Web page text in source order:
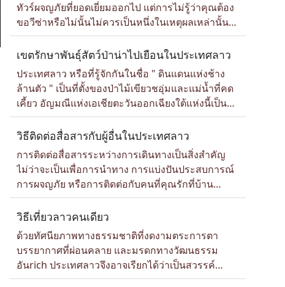
ทัวร์ผจญภัยที่ยอดเยี่ยมออกไป แต่การไม่รู้ว่าคุณต้อง
ขอวีซ่าหรือไม่นั้นไม่ควรเป็นหนึ่งในเหตุผลเหล่านั้น
โชคดีที่เมื่อคุณวางแผนการผจญภัยครั้งต่อไปในลาว
คุณไม่ต้องมาสับสนกับขั้นตอนที่ยุ่งยากมากมายอีกต่อ
ไป ไม่ต้องห่วง เรามีคู่มือขอวีซ่าอิเล็กทรอนิกส์
(eVisa) ประเทศลาว ที่ครบถ้วนที่สุด รวมถึงข้อมูล
ประเทศเพื่อนบ้านที่ห้ามพลาด และขั้นตอนการขอวี
ซ่าอิเล...
เขตรักษาพันธุ์สัตว์ป่าน่าไปเยือนในประเทศลาว
ประเทศลาว หรือที่รู้จักกันในชื่อ " ดินแดนแห่งช้าง
ล้านตัว " เป็นที่ตั้งของป่าไม้เขียวชอุ่มและแม่น้ำที่คด
เคี้ยว อัญมณีแห่งเอเชียตะวันออกเฉียงใต้แห่งนี้เป็นที่
ตั้งของเขตรักษาพันธุ์สัตว์ป่า ซึ่งไม่เพียงแต่เป็นที่อยู่
อาศัยของสัตว์ใกล้สูญพันธุ์เท่านั้น แต่ยังมอบโอกาส
พิเศษให้นักท่องเที่ยวได้สัมผัสกับธรรมชาติอย่างใกล้
ชิดอีกด้วย บทนำเกี่ยวกับเขตรักษาพันธุ์สัตว์ป่าของ
ลาว ประเทศลาวเป็นประเทศที่ไม่มีท...
วิธีติดต่อสื่อสารกับผู้อื่นในประเทศลาว
การติดต่อสื่อสารระหว่างการเดินทางเป็นสิ่งสำคัญ
ไม่ว่าจะเป็นเพื่อการนำทาง การแบ่งปันประสบการณ์
การผจญภัย หรือการติดต่อกับคนที่คุณรักที่บ้าน
แม้ว่าลาวจะเป็นประเทศกำลังพัฒนา แต่โครงสร้าง
พื้นฐานด้านการเชื่อมต่อก็กำลังพัฒนาอย่างต่อเนื่อง
เครือข่ายโทรศัพท์มือถือในประเทศลาว ส่วนแบ่งการ
ตลาด การกระจายเครือข่าย และความครอบคลุม
ของเครือข่ายโทรศัพท์มือถือในประเทศลาว มีดังนี้: ผู้
ให้บริการโทรค...
วิธีเที่ยวลาวคนเดียว
ด้วยทัศนียภาพทางธรรมชาติที่งดงามตระการตา
บรรยากาศที่ผ่อนคลาย และมรดกทางวัฒนธรรม
อันrich ประเทศลาวจึงอาจเรียกได้ว่าเป็นสวรรค์
สำหรับนักเดินทางคนเดียวที่แสวงหาทั้งการผจญภัย